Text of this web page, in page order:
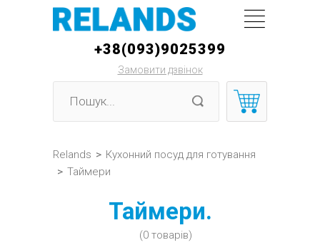
+38(093)9025399
Замовити дзвінок
Relands > Кухонний посуд для готування
> Таймери
Таймери.
(0 товарів)